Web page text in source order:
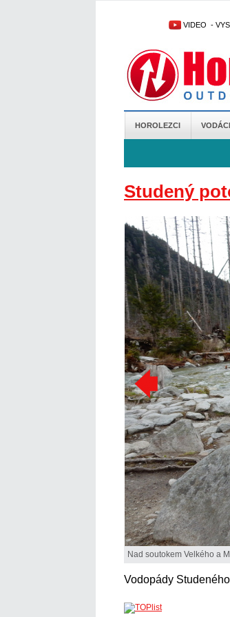
VIDEO -
HOROLEZCI VODÁCI
Studený
Nad soutokem Velkého a
Vodopády